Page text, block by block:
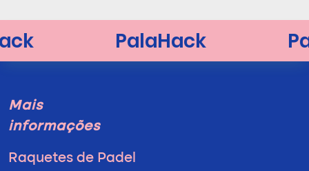
Mais
informações
Raquetes de Padel